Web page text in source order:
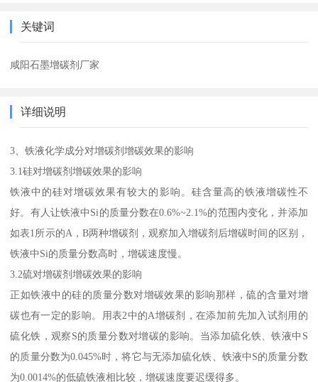
关键词
咸阳石墨增碳剂厂家
详细说明
3、铁液化学成分对增碳剂增碳效果的影响
3.1硅对增碳剂增碳效果的影响
铁液中的硅对增碳效果有较大的影响。硅含量高的铁液增碳性不
好。有人让铁液中Si的质量分数在0.6%~2.1%的范围内变化，并添加
如表1所示的A，B两种增碳剂，观察加入增碳剂后增碳时间的区别，
铁液中Si的质量分数高时，增碳速度慢。
3.2硫对增碳剂增碳效果的影响
正如铁液中的硅的质量分数对增碳效果的影响那样，硫的含量对增
碳也有一定的影响。用表2中的A增碳剂，在添加前先加入试剂用的
硫化铁，观察S的质量分数对增碳的影响。当添加硫化铁、铁液中S
的质量分数为0.045%时，将它与无添加硫化铁、铁液中S的质量分数
为0.0014%的低硫铁液相比较，增碳速度要迟缓得多。